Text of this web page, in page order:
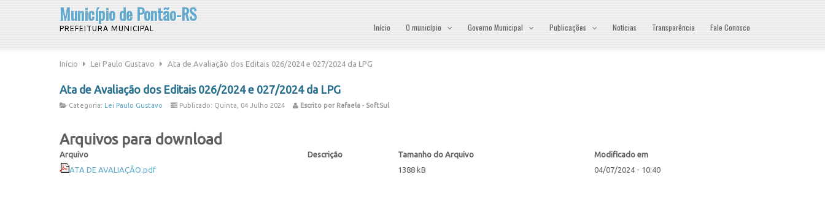
Município de Pontão-RS
PREFEITURA MUNICIPAL Início O município Governo Municipal Publicações Notícias Transparência Fale Conosco
Início Lei Paulo Gustavo Ata de Avaliação dos Editais 026/2024 e 027/2024 da LPG
Ata de Avaliação dos Editais 026/2024 e 027/2024 da LPG
Categoria: Lei Paulo Gustavo Publicado: Quinta, 04 Julho 2024 Escrito por Rafaela - SoftSul
Arquivos para download
Arquivo Descrição Tamanho do Arquivo
Modificado em
ATA DE AVALIAÇÃO.pdf
1388 kB 04/07/2024 - 10:40